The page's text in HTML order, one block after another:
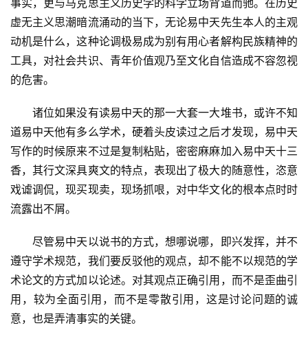
事实，更与马克思主义历史学的科学立场背道而驰。在历史
虚无主义思潮暗流涌动的当下，无论易中天先生本人的主观
动机是什么，这种论调极易成为别有用心者解构民族精神的
工具，对社会共识、青年价值观乃至文化自信造成不容忽视
的危害。
诸位如果没有读易中天的那一大套一大堆书，或许不知
道易中天他有多么学术，硬着头皮读过之后才发现，易中天
写作的时候原来不过是复制粘贴，密密麻麻加入易中天十三
香，其行文深具爽文的特点，表现出了极大的随意性，恣意
戏谑调侃，现买现卖，现场抓哏，对中华文化的根本点时时
流露出不屑。
尽管易中天以说书的方式，想哪说哪，即兴发挥，并不
遵守学术规范，我们要反驳他的观点，却不能不以规范的学
术论文的方式加以论述。对其观点正确引用，而不是歪曲引
用，较为全面引用，而不是零散引用，这是讨论问题的诚
意，也是弄清事实的关键。